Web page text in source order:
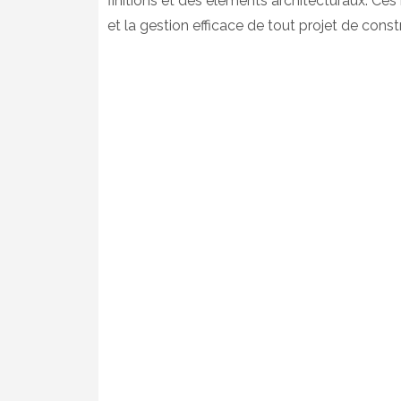
et la gestion efficace de tout projet de